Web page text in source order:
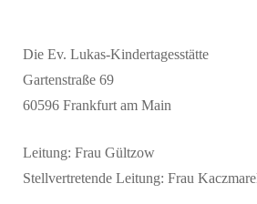
Die Ev. Lukas-Kindertagesstätte
Gartenstraße 69
60596 Frankfurt am Main
Leitung: Frau Gültzow
Stellvertretende Leitung: Frau